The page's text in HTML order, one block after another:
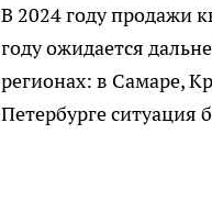
В 2024 году продажи
году ожидается
регионах: в Самаре,
Петербурге ситуация